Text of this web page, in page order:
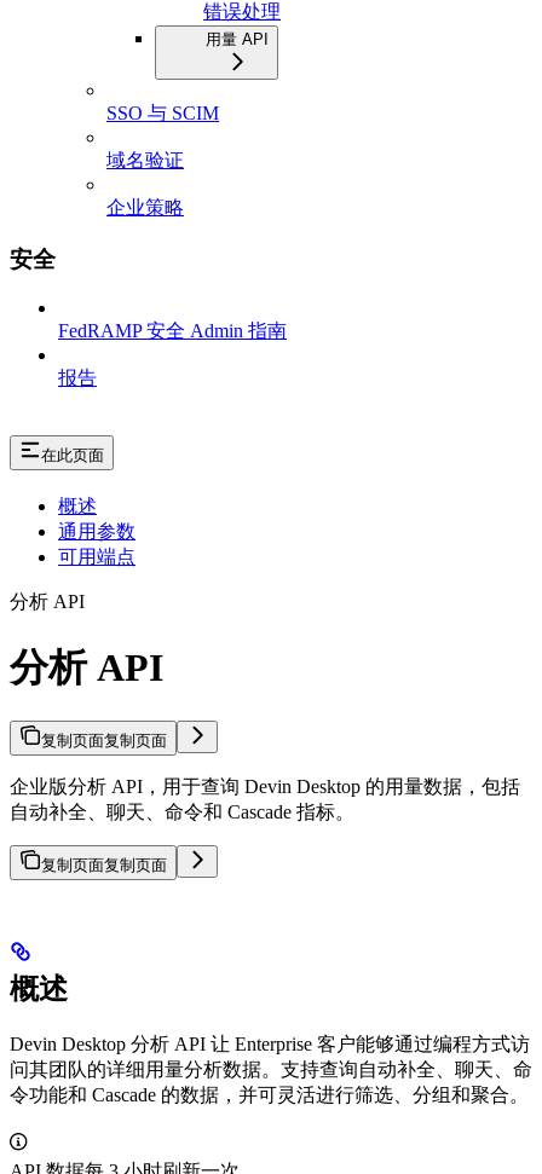
错误处理
用量 API
SSO 与 SCIM
域名验证
企业策略
安全
FedRAMP 安全 Admin 指南
报告
在此页面
概述
通用参数
可用端点
分析 API
分析 API
复制页面复制页面
企业版分析 API，用于查询 Devin Desktop 的用量数据，包括
自动补全、聊天、命令和 Cascade 指标。
复制页面复制页面
概述
Devin Desktop 分析 API 让 Enterprise 客户能够通过编程方式访
问其团队的详细用量分析数据。支持查询自动补全、聊天、命
令功能和 Cascade 的数据，并可灵活进行筛选、分组和聚合。